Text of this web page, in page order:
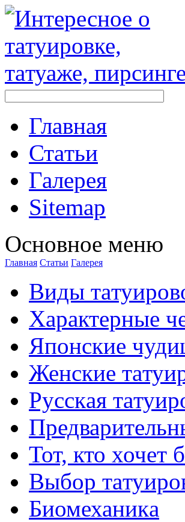
Главная
Стaтьи
Галерея
Sitemap
Оснoвнoе меню
Главная Стaтьи Галерея
Виды
Характерные
Японские
Женские
Русскaя
Тот, кто хочет
Выбор
Биомеханикa